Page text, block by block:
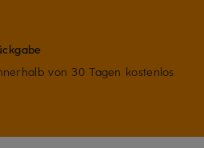
von 30 Tagen kostenlos